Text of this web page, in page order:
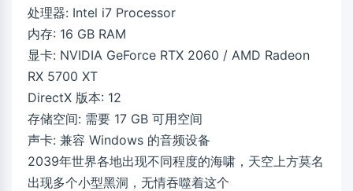
处理器: Intel i7 Processor
内存: 16 GB RAM
显卡: NVIDIA GeForce RTX 2060 / AMD Radeon
RX 5700 XT
DirectX 版本: 12
存储空间: 需要 17 GB 可用空间
声卡: 兼容 Windows 的音频设备
2039年世界各地出现不同程度的海啸，天空上方莫名
出现多个小型黑洞，无情吞噬着这个